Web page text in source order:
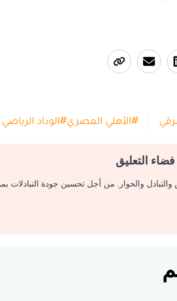
#الأهلي المصري#الوداد الرياضي
التعليق
والحوار. من أجل تحسين جودة التبادلات